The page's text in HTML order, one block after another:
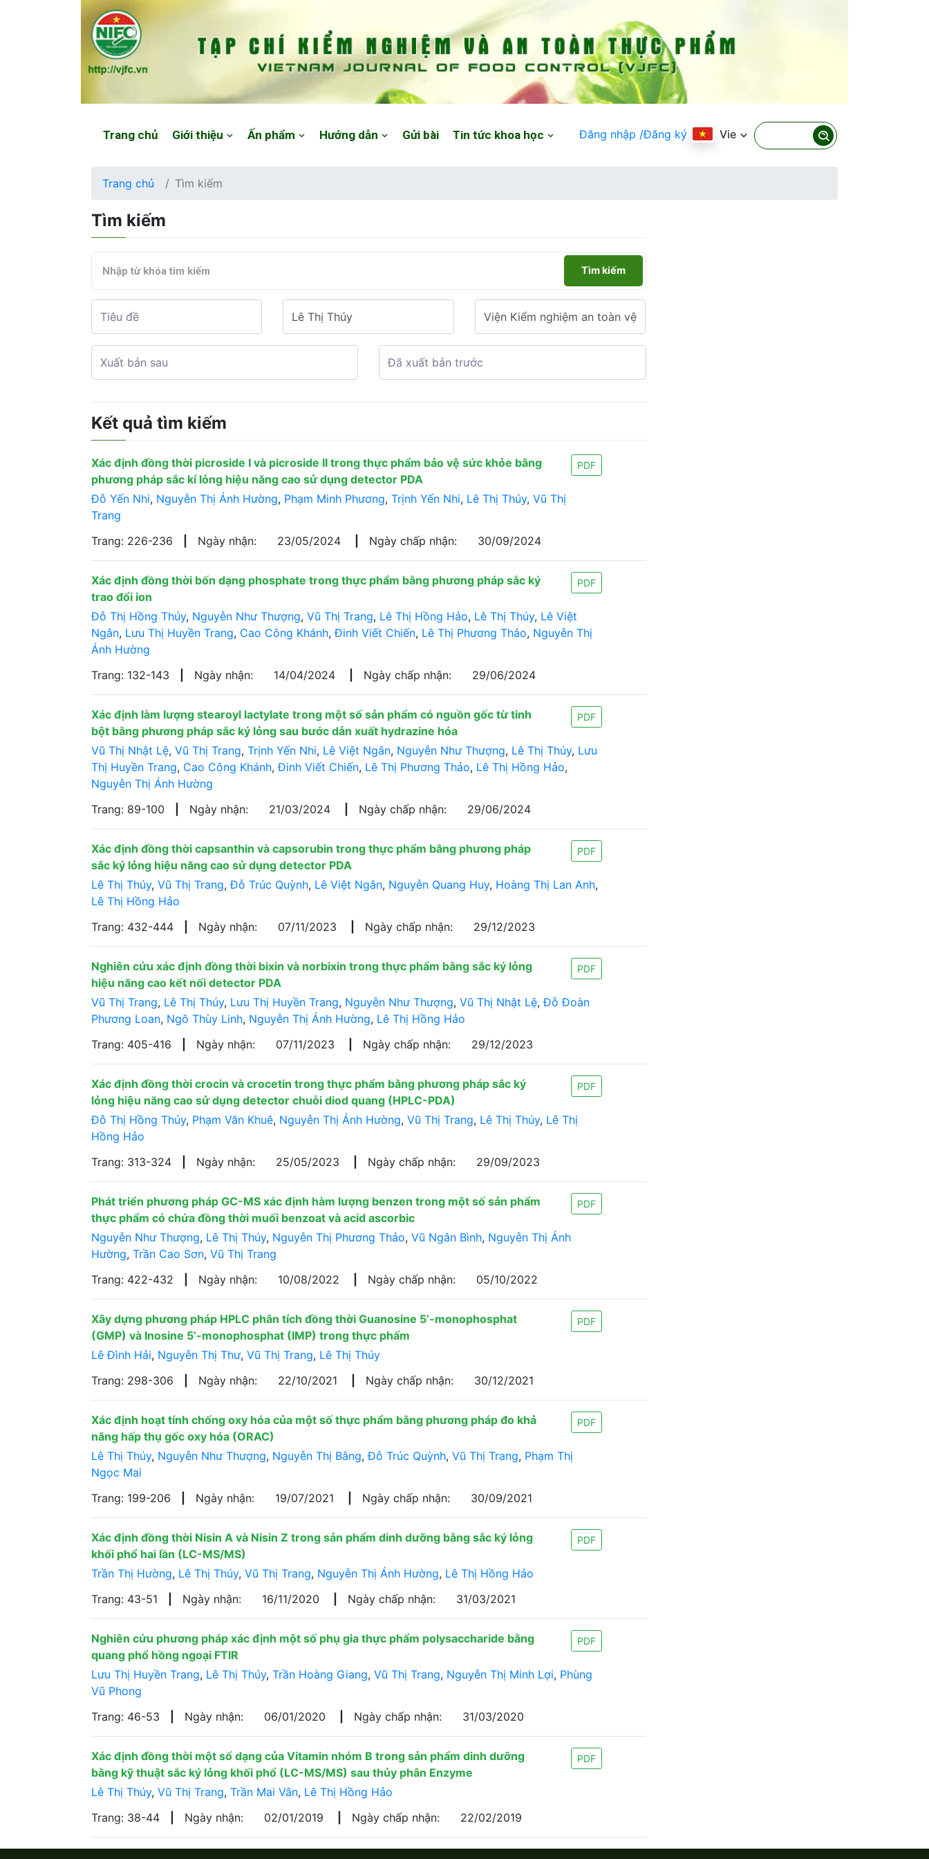
Trang chủ Giới thiệu Ấn phẩm Hướng dẫn Gửi bài Tin tức khoa học Đăng nhập /Đăng ký Vie
Trang chủ Tìm kiếm
Tìm kiếm
Tìm kiếm
Kết quả tìm kiếm
Xác định đồng thời picroside I và picroside II trong thực phẩm bảo vệ sức khỏe bằng
phương pháp sắc kí lỏng hiệu năng cao sử dụng detector PDA
PDF
Đỗ Yến Nhi, Nguyễn Thị Ánh Hường, Phạm Minh Phương, Trịnh Yến Nhi, Lê Thị Thúy, Vũ Thị
Trang
Trang: 226-236
Ngày nhận: 23/05/2024 Ngày chấp nhận: 30/09/2024
Xác định đồng thời bốn dạng phosphate trong thực phẩm bằng phương pháp sắc ký
trao đổi ion
PDF
Đỗ Thị Hồng Thúy, Nguyễn Như Thượng, Vũ Thị Trang, Lê Thị Hồng Hảo, Lê Thị Thúy, Lê Việt
Ngân, Lưu Thị Huyền Trang, Cao Công Khánh,Đinh Viết Chiến, Lê Thị Phương Thảo, Nguyễn Thị
Ánh Hường
Trang: 132-143
Ngày nhận: 14/04/2024 Ngày chấp nhận: 29/06/2024
Xác định làm lượng stearoyl lactylate trong một số sản phẩm có nguồn gốc từ tinh
bột bằng phương pháp sắc ký lỏng sau bước dẫn xuất hydrazine hóa
PDF
Vũ Thị Nhật Lệ, Vũ Thị Trang, Trịnh Yến Nhi, Lê Việt Ngân, Nguyễn Như Thượng, Lê Thị Thúy, Lưu
Thị Huyền Trang, Cao Công Khánh,Đinh Viết Chiến, Lê Thị Phương Thảo, Lê Thị Hồng Hảo,
Nguyễn Thị Ánh Hường
Trang: 89-100
Ngày nhận: 21/03/2024 Ngày chấp nhận: 29/06/2024
Xác định đồng thời capsanthin và capsorubin trong thực phẩm bằng phương pháp
sắc ký lỏng hiệu năng cao sử dụng detector PDA
PDF
Lê Thị Thúy, Vũ Thị Trang,Đỗ Trúc Quỳnh, Lê Việt Ngân, Nguyễn Quang Huy, Hoàng Thị Lan Anh,
Lê Thị Hồng Hảo
Trang: 432-444
Ngày nhận: 07/11/2023 Ngày chấp nhận: 29/12/2023
Nghiên cứu xác định đồng thời bixin và norbixin trong thực phẩm bằng sắc ký lỏng
hiệu năng cao kết nối detector PDA
PDF
Vũ Thị Trang, Lê Thị Thúy, Lưu Thị Huyền Trang, Nguyễn Như Thượng, Vũ Thị Nhật Lệ,Đỗ Đoàn
Phương Loan, Ngô Thùy Linh, Nguyễn Thị Ánh Hường, Lê Thị Hồng Hảo
Trang: 405-416
Ngày nhận: 07/11/2023 Ngày chấp nhận: 29/12/2023
Xác định đồng thời crocin và crocetin trong thực phẩm bằng phương pháp sắc ký
lỏng hiệu năng cao sử dụng detector chuỗi diod quang (HPLC-PDA)
PDF
Đỗ Thị Hồng Thúy, Phạm Văn Khuê, Nguyễn Thị Ánh Hường, Vũ Thị Trang, Lê Thị Thúy, Lê Thị
Hồng Hảo
Trang: 313-324
Ngày nhận: 25/05/2023 Ngày chấp nhận: 29/09/2023
Phát triển phương pháp GC-MS xác định hàm lượng benzen trong một số sản phẩm
thực phẩm có chứa đồng thời muối benzoat và acid ascorbic
PDF
Nguyễn Như Thượng, Lê Thị Thúy, Nguyễn Thị Phương Thảo, Vũ Ngân Bình, Nguyễn Thị Ánh
Hường, Trần Cao Sơn, Vũ Thị Trang
Trang: 422-432
Ngày nhận: 10/08/2022 Ngày chấp nhận: 05/10/2022
Xây dựng phương pháp HPLC phân tích đồng thời Guanosine 5’-monophosphat
(GMP) và Inosine 5’-monophosphat (IMP) trong thực phẩm
PDF
Lê Đình Hải, Nguyễn Thị Thư, Vũ Thị Trang, Lê Thị Thúy
Trang: 298-306
Ngày nhận: 22/10/2021 Ngày chấp nhận: 30/12/2021
Xác định hoạt tính chống oxy hóa của một số thực phẩm bằng phương pháp đo khả
năng hấp thụ gốc oxy hóa (ORAC)
PDF
Lê Thị Thúy, Nguyễn Như Thượng, Nguyễn Thị Bằng,Đỗ Trúc Quỳnh, Vũ Thị Trang, Phạm Thị
Ngọc Mai
Trang: 199-206
Ngày nhận: 19/07/2021 Ngày chấp nhận: 30/09/2021
Xác định đồng thời Nisin A và Nisin Z trong sản phẩm dinh dưỡng bằng sắc ký lỏng
khối phổ hai lần (LC-MS/MS)
PDF
Trần Thị Hường, Lê Thị Thúy, Vũ Thị Trang, Nguyễn Thị Ánh Hường, Lê Thị Hồng Hảo
Trang: 43-51
Ngày nhận: 16/11/2020 Ngày chấp nhận: 31/03/2021
Nghiên cứu phương pháp xác định một số phụ gia thực phẩm polysaccharide bằng
quang phổ hồng ngoại FTIR
PDF
Lưu Thị Huyền Trang, Lê Thị Thúy, Trần Hoàng Giang, Vũ Thị Trang, Nguyễn Thị Minh Lợi, Phùng
Vũ Phong
Trang: 46-53
Ngày nhận: 06/01/2020 Ngày chấp nhận: 31/03/2020
Xác định đồng thời một số dạng của Vitamin nhóm B trong sản phẩm dinh dưỡng
bằng kỹ thuật sắc ký lỏng khối phổ (LC-MS/MS) sau thủy phân Enzyme
PDF
Lê Thị Thúy, Vũ Thị Trang, Trần Mai Vân, Lê Thị Hồng Hảo
Trang: 38-44
Ngày nhận: 02/01/2019 Ngày chấp nhận: 22/02/2019